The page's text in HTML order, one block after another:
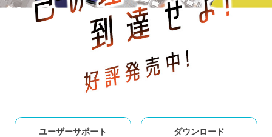
ユーザーサポート ダウンロード